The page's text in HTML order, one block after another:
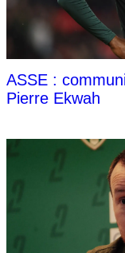
ASSE :
Pierre Ekwah